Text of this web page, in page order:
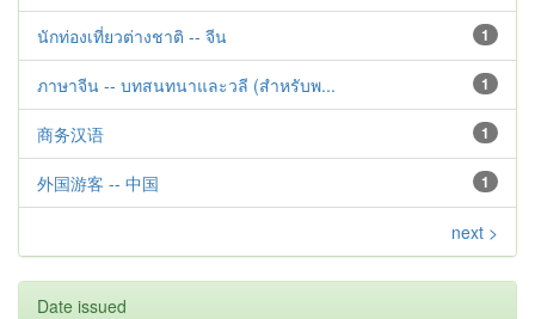
1
นักท่องเที่ยวต่างชาติ -- จีน
1
ภาษาจีน -- บทสนทนาและวลี (สำหรับพ...
1
商务汉语
1
外国游客 -- 中国
next >
Date issued